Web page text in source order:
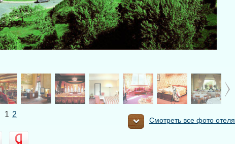
Смотреть все фото отеля
1 2